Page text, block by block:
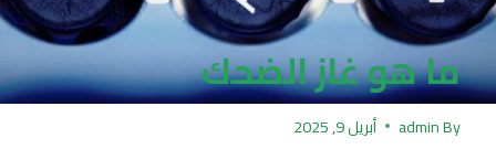
ما هو غاز الضحك
By
admin أبريل 9, 2025